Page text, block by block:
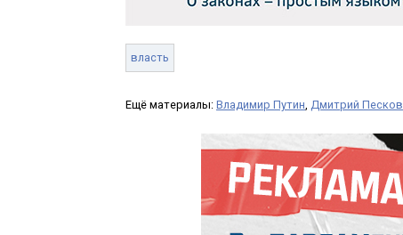
власть
Ещё материалы: Владимир Путин Дмитрий Песков